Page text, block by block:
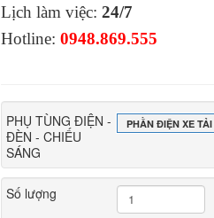
Lịch làm việc: 24/7
Hotline: 0948.869.555
PHỤ TÙNG ĐIỆN -
ĐÈN - CHIẾU
SÁNG
PHẦN ĐIỆN XE TẢI
Số lượng